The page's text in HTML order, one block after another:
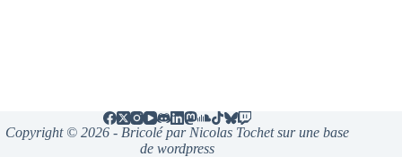
Copyright © 2026 - Bricolé par Nicolas Tochet sur une base
de wordpress